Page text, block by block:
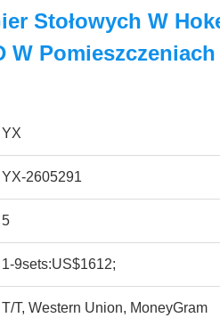
Stołowych W
W Pomieszczeniach
YX
YX-2605291
5
1-9sets:US$1612;
T/T, Western Union, MoneyGram